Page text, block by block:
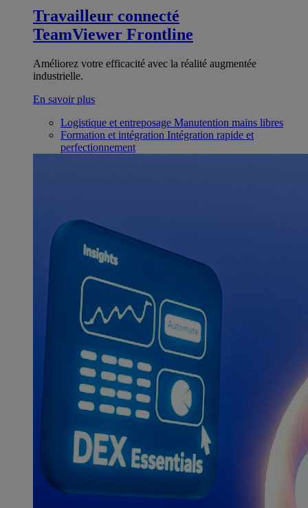
Travailleur connecté
TeamViewer Frontline
Améliorez votre efficacité avec la réalité augmentée
industrielle.
En savoir plus
Logistique et entreposage Manutention mains libres
Formation et intégration Intégration rapide et
perfectionnement